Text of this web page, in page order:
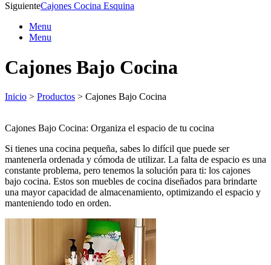
SiguienteCajones Cocina Esquina
Menu
Menu
Cajones Bajo Cocina
Inicio > Productos > Cajones Bajo Cocina
Cajones Bajo Cocina: Organiza el espacio de tu cocina
Si tienes una cocina pequeña, sabes lo difícil que puede ser
mantenerla ordenada y cómoda de utilizar. La falta de espacio es una
constante problema, pero tenemos la solución para ti: los cajones
bajo cocina. Estos son muebles de cocina diseñados para brindarte
una mayor capacidad de almacenamiento, optimizando el espacio y
manteniendo todo en orden.